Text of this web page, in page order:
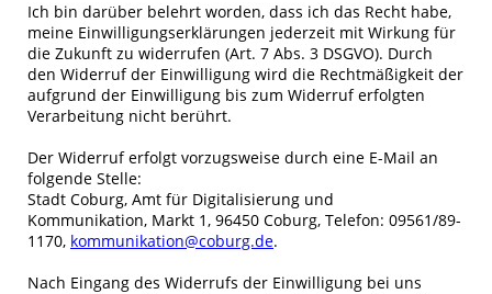
Ich bin darüber belehrt worden, dass ich das Recht habe,
meine Einwilligungserklärungen jederzeit mit Wirkung für
die Zukunft zu widerrufen (Art. 7 Abs. 3 DSGVO). Durch
den Widerruf der Einwilligung wird die Rechtmäßigkeit der
aufgrund der Einwilligung bis zum Widerruf erfolgten
Verarbeitung nicht berührt.
Der Widerruf erfolgt vorzugsweise durch eine E-Mail an
folgende Stelle:
Stadt Coburg, Amt für Digitalisierung und
Kommunikation, Markt 1, 96450 Coburg, Telefon: 09561/89-
1170, kommunikation@coburg.de.
Nach Eingang des Widerrufs der Einwilligung bei uns